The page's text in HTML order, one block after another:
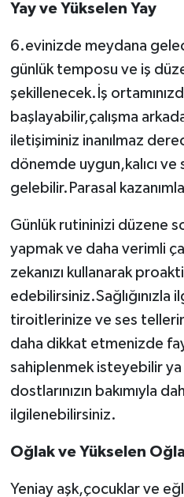
Yay ve Yükselen Yay
6.evinizde meydana
günlük temposu ve iş
şekillenecek.İş
başlayabilir,çalışma
iletişiminiz inanılmaz
dönemde uygun,kalıcı
gelebilir.Parasal
Günlük rutininizi düzene
yapmak ve daha verimli
zekanızı kullanarak
tiroitlerinize ve ses
daha dikkat etmenizde
sahiplenmek isteyebilir
dostlarınızın bakımıyla
ilgilenebilirsiniz.
Oğlak ve Yükselen
Yeniay aşk,çocuklar ve